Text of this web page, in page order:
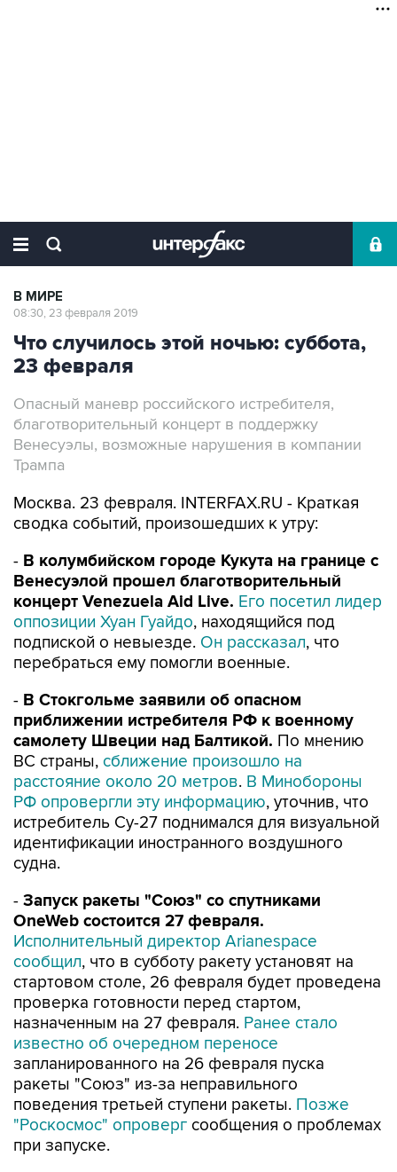
В МИРЕ
08:30, 23 февраля 2019
Что случилось этой ночью: суббота,
23 февраля
Опасный маневр российского истребителя,
благотворительный концерт в поддержку
Венесуэлы, возможные нарушения в компании
Трампа
Москва. 23 февраля. INTERFAX.RU - Краткая
сводка событий, произошедших к утру:
- В колумбийском городе Кукута на границе с
Венесуэлой прошел благотворительный
концерт Venezuela Aid Live. Его посетил лидер
оппозиции Хуан Гуайдо, находящийся под
подпиской о невыезде. Он рассказал, что
перебраться ему помогли военные.
- В Стокгольме заявили об опасном
приближении истребителя РФ к военному
самолету Швеции над Балтикой. По мнению
ВС страны, сближение произошло на
расстояние около 20 метров. В Минобороны
РФ опровергли эту информацию, уточнив, что
истребитель Су-27 поднимался для визуальной
идентификации иностранного воздушного
судна.
- Запуск ракеты "Союз" со спутниками
OneWeb состоится 27 февраля.
Исполнительный директор Arianespace
сообщил, что в субботу ракету установят на
стартовом столе, 26 февраля будет проведена
проверка готовности перед стартом,
назначенным на 27 февраля. Ранее стало
известно об очередном переносе
запланированного на 26 февраля пуска
ракеты "Союз" из-за неправильного
поведения третьей ступени ракеты. Позже
"Роскосмос" опроверг сообщения о проблемах
при запуске.